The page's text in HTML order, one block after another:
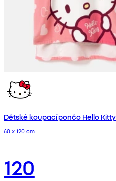
Dětské koupací pončo Hello Kitty
60 x 120 cm
120